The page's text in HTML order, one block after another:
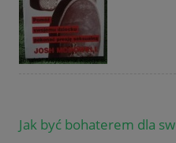
Jak być bohaterem dla